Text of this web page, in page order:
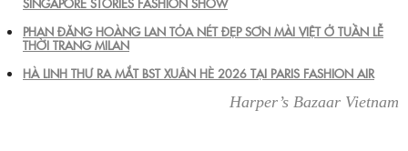
PHAN ĐĂNG HOÀNG LAN TỎA NÉT ĐẸP SƠN MÀI VIỆT Ở TUẦN LỄ
THỜI TRANG MILAN
HÀ LINH THƯ RA MẮT BST XUÂN HÈ 2026 TẠI PARIS FASHION AIR
Harper’s Bazaar Vietnam